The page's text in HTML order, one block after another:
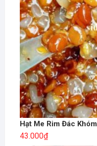
Hạt Me Rim Đác Khóm
43.000₫